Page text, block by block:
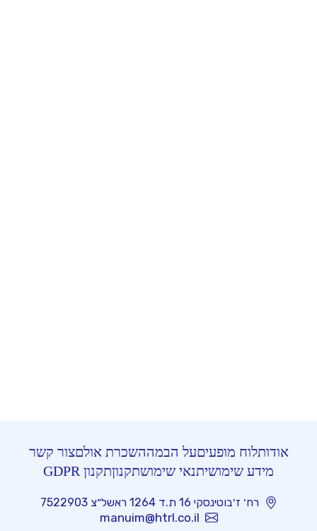
אודותלוח מופעיםעל הבמההשכרת אולםצור קשר
מידע שימושיתנאי שימושתקנוןתקנון GDPR
רח׳ ז׳בוטינסקי 16 ת.ד 1264 ראשל״צ 7522903
manuim@htrl.co.il